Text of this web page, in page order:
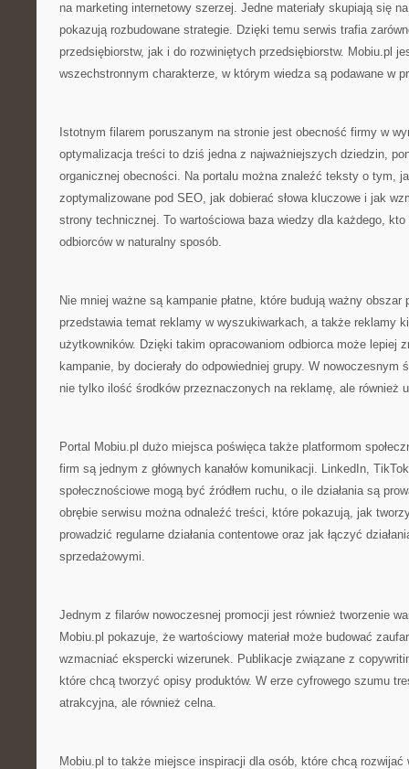
na marketing internetowy szerzej. Jedne materiały skupiają się
pokazują rozbudowane strategie. Dzięki temu serwis trafia
przedsiębiorstw, jak i do rozwiniętych przedsiębiorstw. Mobiu.pl
wszechstronnym charakterze, w którym wiedza są podawane w
Istotnym filarem poruszanym na stronie jest obecność firmy w
optymalizacja treści to dziś jedna z najważniejszych dziedzin,
organicznej obecności. Na portalu można znaleźć teksty o tym,
zoptymalizowane pod SEO, jak dobierać słowa kluczowe i jak
strony technicznej. To wartościowa baza wiedzy dla każdego,
odbiorców w naturalny sposób.
Nie mniej ważne są kampanie płatne, które budują ważny
przedstawia temat reklamy w wyszukiwarkach, a także reklamy
użytkowników. Dzięki takim opracowaniom odbiorca może lepiej
kampanie, by docierały do odpowiedniej grupy. W nowoczesnym
nie tylko ilość środków przeznaczonych na reklamę, ale również
Portal Mobiu.pl dużo miejsca poświęca także platformom
firm są jednym z głównych kanałów komunikacji. LinkedIn,
społecznościowe mogą być źródłem ruchu, o ile działania są
obrębie serwisu można odnaleźć treści, które pokazują, jak
prowadzić regularne działania contentowe oraz jak łączyć
sprzedażowymi.
Jednym z filarów nowoczesnej promocji jest również tworzenie
Mobiu.pl pokazuje, że wartościowy materiał może budować
wzmacniać ekspercki wizerunek. Publikacje związane z
które chcą tworzyć opisy produktów. W erze cyfrowego szumu
atrakcyjna, ale również celna.
Mobiu.pl to także miejsce inspiracji dla osób, które chcą rozwijać